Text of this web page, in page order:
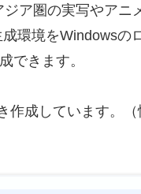
ア圏の実写やアニ
環境をWindowsの
できます。
成しています。